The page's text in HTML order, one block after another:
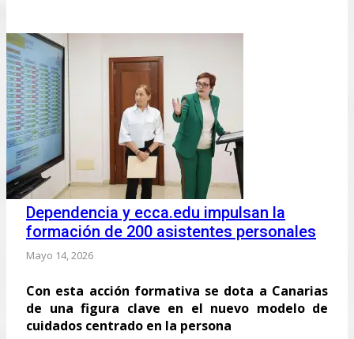
Dependencia y ecca.edu impulsan la
formación de 200 asistentes personales
Mayo 14, 2026
Con esta acción formativa se dota a Canarias
de una figura clave en el nuevo modelo de
cuidados centrado en la persona